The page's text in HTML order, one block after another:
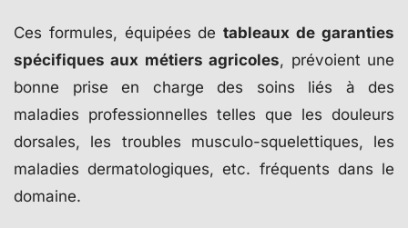
Ces formules, équipées detableaux de garanties
spécifiques aux métiers agricoles, prévoient une
bonne prise en charge des soins liés à des
maladies professionnelles telles que les douleurs
dorsales, les troubles musculo-squelettiques, les
maladies dermatologiques, etc. fréquents dans le
domaine.